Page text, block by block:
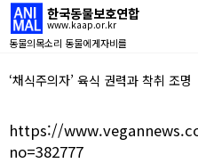
한국동물보호연합
www.kaap.or.kr
동물의목소리 동물에게자비를
‘채식주의자’ 육식 권력과 착취 조명
https://
no=382777